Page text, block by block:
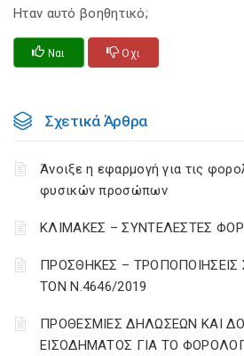
Ηταν αυτό βοηθητικό;
Ναι Οχι
Σχετικά Άρθρα
Άνοιξε η εφαρμογή για τις
φυσικών προσώπων
ΚΛΙΜΑΚΕΣ – ΣΥΝΤΕΛΕΣΤΕΣ
ΠΡΟΣΘΗΚΕΣ – ΤΡΟΠΟΠΟΙΗΣΕΙΣ
ΤΟΝ Ν.4646/2019
ΠΡΟΘΕΣΜΙΕΣ ΔΗΛΩΣΕΩΝ ΚΑΙ
ΕΙΣΟΔΗΜΑΤΟΣ ΓΙΑ ΤΟ